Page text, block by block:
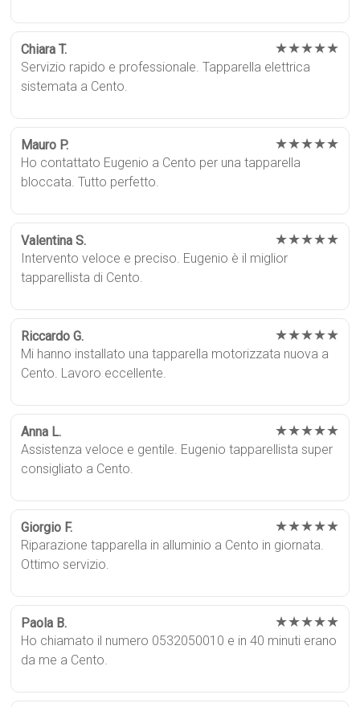
Chiara T. ★★★★★
Servizio rapido e professionale. Tapparella elettrica
sistemata a Cento.
Mauro P. ★★★★★
Ho contattato Eugenio a Cento per una tapparella
bloccata. Tutto perfetto.
Valentina S. ★★★★★
Intervento veloce e preciso. Eugenio è il miglior
tapparellista di Cento.
Riccardo G. ★★★★★
Mi hanno installato una tapparella motorizzata nuova a
Cento. Lavoro eccellente.
Anna L. ★★★★★
Assistenza veloce e gentile. Eugenio tapparellista super
consigliato a Cento.
Giorgio F. ★★★★★
Riparazione tapparella in alluminio a Cento in giornata.
Ottimo servizio.
Paola B. ★★★★★
Ho chiamato il numero 0532050010 e in 40 minuti erano
da me a Cento.